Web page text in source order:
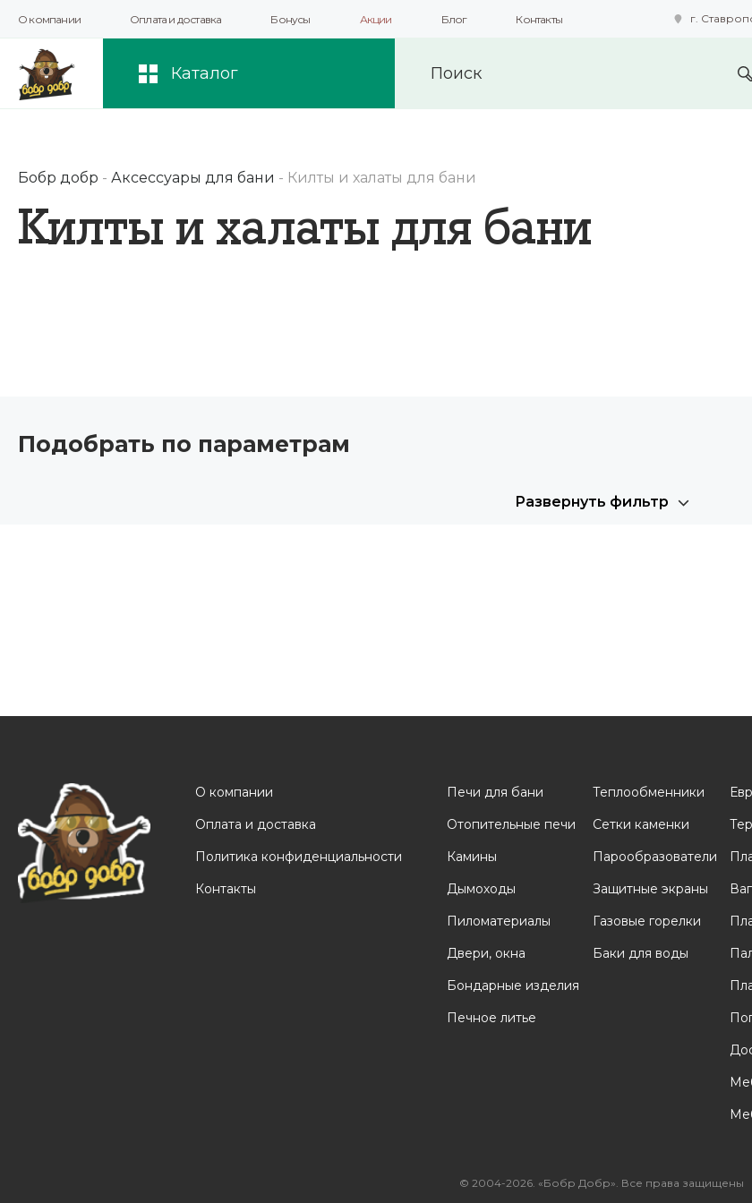
О компании Оплата и доставка Бонусы Акции Блог Контакты г.
Каталог
Бобр добр - Аксессуары для бани - Килты и халаты для бани
Килты и халаты для бани
Подобрать по параметрам
Развернуть фильтр
О компании
Оплата и доставка
Политика конфиденциальности
Контакты
Печи для бани
Отопительные печи
Камины
Дымоходы
Пиломатериалы
Двери, окна
Бондарные изделия
Печное литье
Теплообменники
Сетки каменки
Парообразователи
Защитные экраны
Газовые горелки
Баки для воды
© 2004-2026. «Бобр Добр». Все права защищены
Мы используем файлы cookie и другие подобные технологии для получения данных с целью